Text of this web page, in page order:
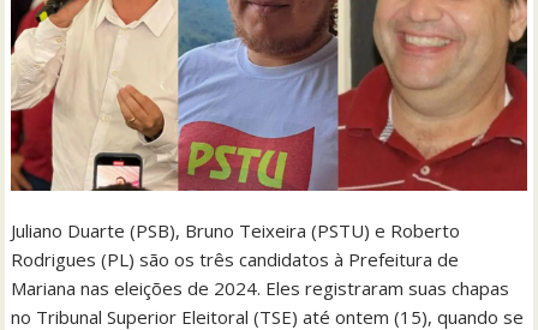
Juliano Duarte (PSB), Bruno Teixeira (PSTU) e Roberto
Rodrigues (PL) são os três candidatos à Prefeitura de
Mariana nas eleições de 2024. Eles registraram suas chapas
no Tribunal Superior Eleitoral (TSE) até ontem (15), quando se